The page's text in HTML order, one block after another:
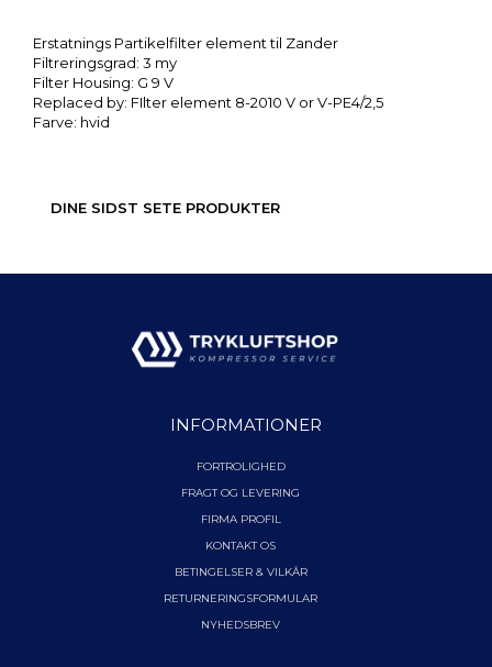
Erstatnings Partikelfilter element til Zander
Filtreringsgrad: 3 my
Filter Housing: G 9 V
Replaced by: FIlter element 8-2010 V or V-PE4/2,5
Farve: hvid
DINE SIDST SETE PRODUKTER
INFORMATIONER
FORTROLIGHED
FRAGT OG LEVERING
FIRMA PROFIL
KONTAKT OS
BETINGELSER & VILKÅR
RETURNERINGSFORMULAR
NYHEDSBREV